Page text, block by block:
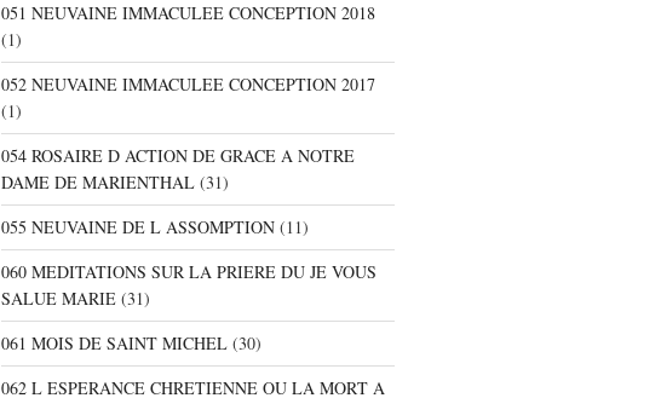
051 NEUVAINE IMMACULEE CONCEPTION 2018
(1)
052 NEUVAINE IMMACULEE CONCEPTION 2017
(1)
054 ROSAIRE D ACTION DE GRACE A NOTRE
DAME DE MARIENTHAL(31)
055 NEUVAINE DE L ASSOMPTION(11)
060 MEDITATIONS SUR LA PRIERE DU JE VOUS
SALUE MARIE(31)
061 MOIS DE SAINT MICHEL(30)
062 L ESPERANCE CHRETIENNE OU LA MORT A